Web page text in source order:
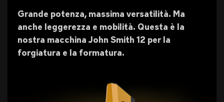
Grande potenza, massima versatilità. Ma
anche leggerezza e mobilità. Questa è la
nostra macchina John Smith 12 per la
forgiatura e la formatura.